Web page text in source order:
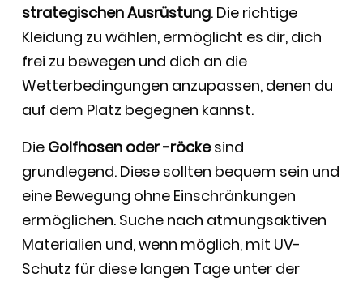
strategischen Ausrüstung. Die richtige
Kleidung zu wählen, ermöglicht es dir, dich
frei zu bewegen und dich an die
Wetterbedingungen anzupassen, denen du
auf dem Platz begegnen kannst.
Die Golfhosen oder -röckesind
grundlegend. Diese sollten bequem sein und
eine Bewegung ohne Einschränkungen
ermöglichen. Suche nach atmungsaktiven
Materialien und, wenn möglich, mit UV-
Schutz für diese langen Tage unter der